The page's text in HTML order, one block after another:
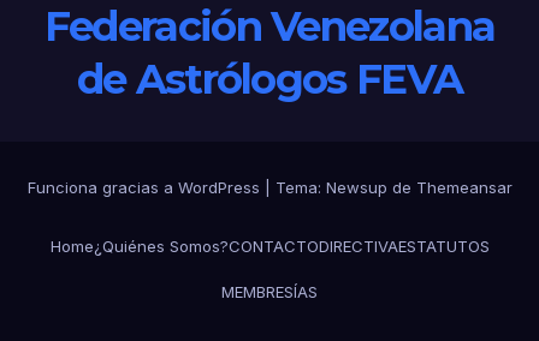
Federación Venezolana
de Astrólogos FEVA
Funciona gracias a WordPress Tema: Newsup de Themeansar
Home¿Quiénes Somos?CONTACTODIRECTIVAESTATUTOS
MEMBRESÍAS